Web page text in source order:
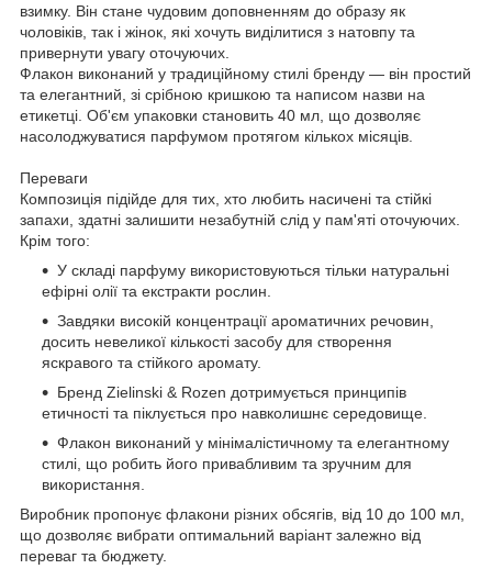
взимку. Він стане чудовим доповненням до образу як
чоловіків, так і жінок, які хочуть виділитися з натовпу та
привернути увагу оточуючих.
Флакон виконаний у традиційному стилі бренду — він простий
та елегантний, зі срібною кришкою та написом назви на
етикетці. Об'єм упаковки становить 40 мл, що дозволяє
насолоджуватися парфумом протягом кількох місяців.
Переваги
Композиція підійде для тих, хто любить насичені та стійкі
запахи, здатні залишити незабутній слід у пам'яті оточуючих.
Крім того:
У складі парфуму використовуються тільки натуральні
ефірні олії та екстракти рослин.
Завдяки високій концентрації ароматичних речовин,
досить невеликої кількості засобу для створення
яскравого та стійкого аромату.
Бренд Zielinski & Rozen дотримується принципів
етичності та піклується про навколишнє середовище.
Флакон виконаний у мінімалістичному та елегантному
стилі, що робить його привабливим та зручним для
використання.
Виробник пропонує флакони різних обсягів, від 10 до 100 мл,
що дозволяє вибрати оптимальний варіант залежно від
переваг та бюджету.